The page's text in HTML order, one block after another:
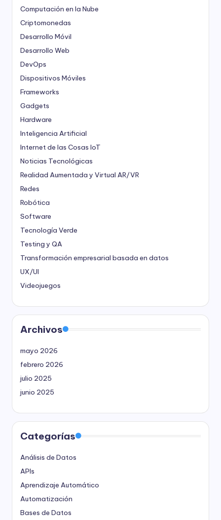
Computación en la Nube
Criptomonedas
Desarrollo Móvil
Desarrollo Web
DevOps
Dispositivos Móviles
Frameworks
Gadgets
Hardware
Inteligencia Artificial
Internet de las Cosas IoT
Noticias Tecnológicas
Realidad Aumentada y Virtual AR/VR
Redes
Robótica
Software
Tecnología Verde
Testing y QA
Transformación empresarial basada en datos
UX/UI
Videojuegos
Archivos
mayo 2026
febrero 2026
julio 2025
junio 2025
Categorías
Análisis de Datos
APIs
Aprendizaje Automático
Automatización
Bases de Datos